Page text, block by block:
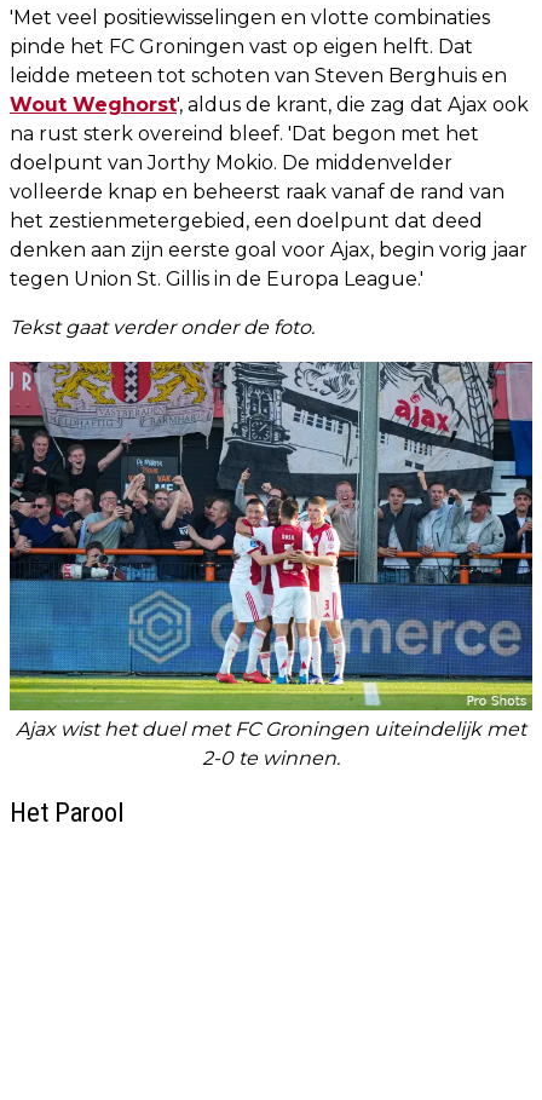
'Met veel positiewisselingen en vlotte combinaties
pinde het FC Groningen vast op eigen helft. Dat
leidde meteen tot schoten van Steven Berghuis en
Wout Weghorst', aldus de krant, die zag dat Ajax ook
na rust sterk overeind bleef. 'Dat begon met het
doelpunt van Jorthy Mokio. De middenvelder
volleerde knap en beheerst raak vanaf de rand van
het zestienmetergebied, een doelpunt dat deed
denken aan zijn eerste goal voor Ajax, begin vorig jaar
tegen Union St. Gillis in de Europa League.'
Tekst gaat verder onder de foto.
Ajax wist het duel met FC Groningen uiteindelijk met
2-0 te winnen.
Het Parool